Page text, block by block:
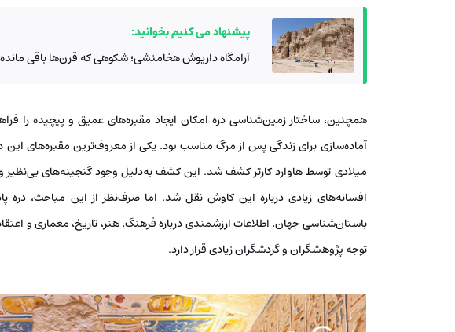
پیشنهاد می کنیم بخوانید:
آرامگاه داریوش هخامنشی؛ شکوهی که قرن‌ها باقی
همچنین، ساختار زمین‌شناسی دره امکان ایجاد مقبره‌های عمیق و پیچیده را
میلادی توسط هاوارد کارتر کشف شد. این کشف به‌دلیل وجود گنجینه‌های
افسانه‌های زیادی درباره این کاوش نقل شد. اما صرف‌نظر از این مباحث، دره
باستان‌شناسی جهان، اطلاعات ارزشمندی درباره فرهنگ، هنر، تاریخ، معماری و
توجه پژوهشگران و گردشگران زیادی قرار دارد.